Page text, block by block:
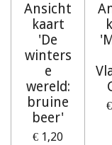
Ansicht
kaart
'De
winters
e
wereld:
bruine
beer'
€ 1,20